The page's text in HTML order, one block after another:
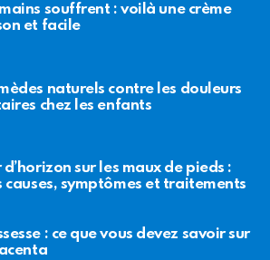
souffrent : voilà une crème
et facile
naturels contre les douleurs
chez les enfants
d’horizon sur les maux de pieds :
causes, symptômes et traitements
: ce que vous devez savoir sur